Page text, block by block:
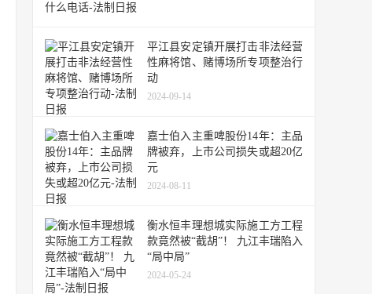
平江县安定镇开展打击非法经营
性麻将馆、赌博场所专项整治行
动
2024-09-14
嘉士伯入主重啤股份14年：主品
牌被弃，上市公司损失或超20亿
元
2024-08-11
衡水恒丰理想城实际施工方工程
款竟然被“截胡”！ 九江丰瑞陷入
“局中局”
2024-05-24